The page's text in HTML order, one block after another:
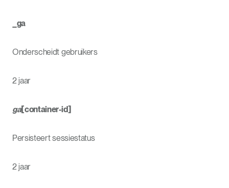
_ga
Onderscheidt gebruikers
2 jaar
ga[container-id]
Persisteert sessiestatus
2 jaar